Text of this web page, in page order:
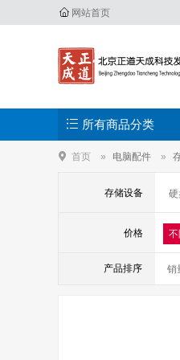
网站首页
所有商品分类
首页 电脑配件
存储设备 硬
价格 不
产品排序 销